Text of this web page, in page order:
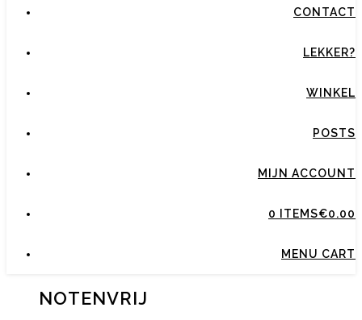
CONTACT
LEKKER?
WINKEL
POSTS
MIJN ACCOUNT
0 ITEMS€0.00
MENU CART
NOTENVRIJ